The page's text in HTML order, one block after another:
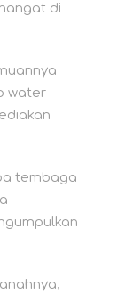
di
water
tembaga